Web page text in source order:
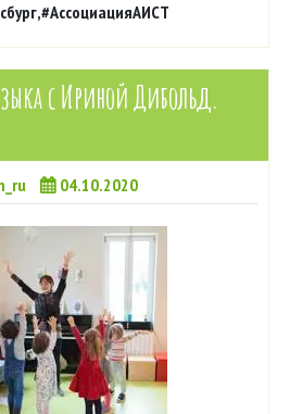
с Ириной Дибольд.
04.10.2020